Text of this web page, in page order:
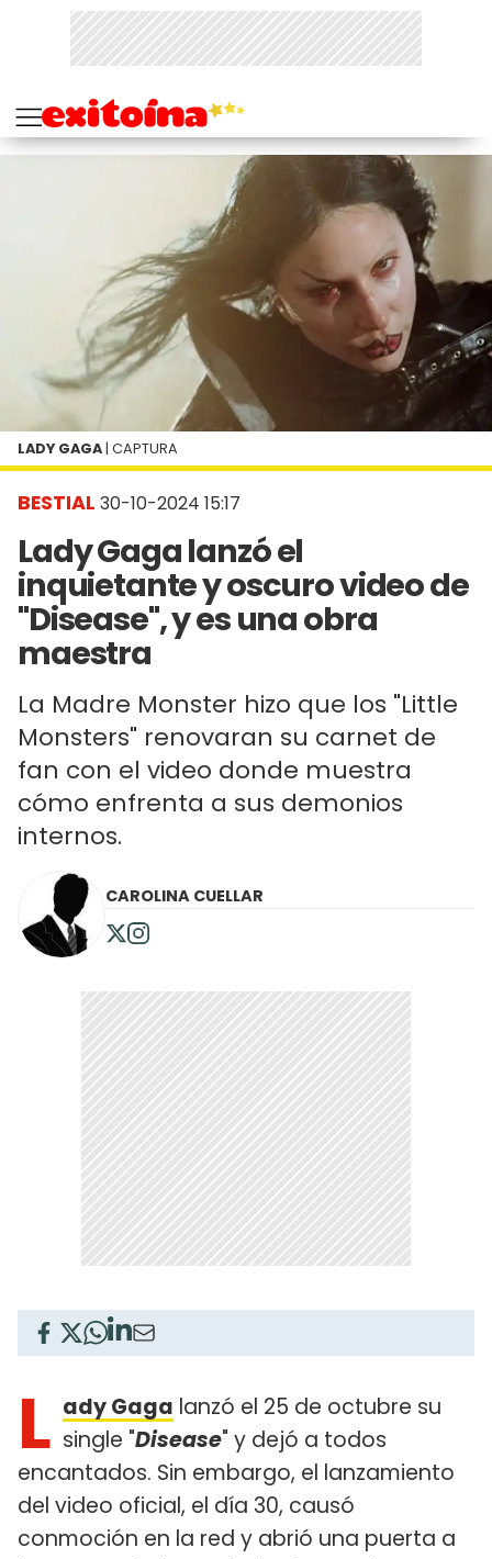
BESTIAL 30-10-2024 15:17
Lady Gaga lanzó el
inquietante y oscuro video de
"Disease", y es una obra
maestra
La Madre Monster hizo que los "Little
Monsters" renovaran su carnet de
fan con el video donde muestra
cómo enfrenta a sus demonios
internos.
LADY GAGA | CAPTURA
CAROLINA CUELLAR
L ady Gaga lanzó el 25 de octubre su
single "Disease" y dejó a todos
encantados. Sin embargo, el lanzamiento
del video oficial, el día 30, causó
conmoción en la red y abrió una puerta a